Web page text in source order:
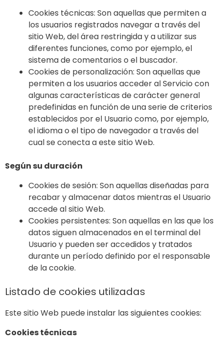
Cookies técnicas: Son aquellas que permiten a
los usuarios registrados navegar a través del
sitio Web, del área restringida y a utilizar sus
diferentes funciones, como por ejemplo, el
sistema de comentarios o el buscador.
Cookies de personalización: Son aquellas que
permiten a los usuarios acceder al Servicio con
algunas características de carácter general
predefinidas en función de una serie de criterios
establecidos por el Usuario como, por ejemplo,
el idioma o el tipo de navegador a través del
cual se conecta a este sitio Web.
Según su duración
Cookies de sesión: Son aquellas diseñadas para
recabar y almacenar datos mientras el Usuario
accede al sitio Web.
Cookies persistentes: Son aquellas en las que los
datos siguen almacenados en el terminal del
Usuario y pueden ser accedidos y tratados
durante un período definido por el responsable
de la cookie.
Listado de cookies utilizadas
Este sitio Web puede instalar las siguientes cookies:
Cookies técnicas